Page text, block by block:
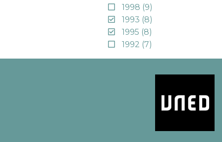
1998 (9)
1993 (8)
1995 (8)
1992 (7)